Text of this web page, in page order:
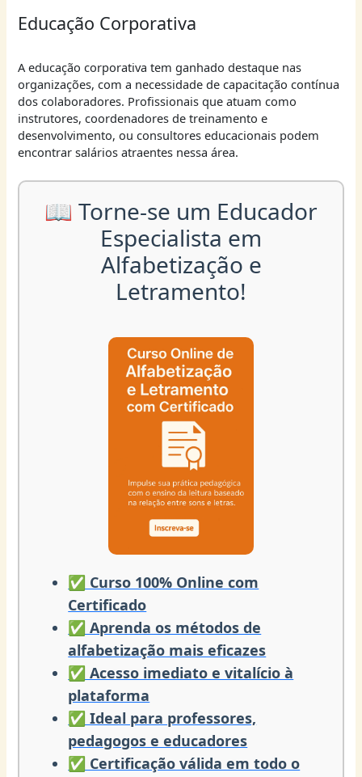
Educação Corporativa
A educação corporativa tem ganhado destaque nas
organizações, com a necessidade de capacitação contínua
dos colaboradores. Profissionais que atuam como
instrutores, coordenadores de treinamento e
desenvolvimento, ou consultores educacionais podem
encontrar salários atraentes nessa área.
📖 Torne-se um Educador
Especialista em
Alfabetização e
Letramento!
✅ Curso 100% Online com
Certificado
✅ Aprenda os métodos de
alfabetização mais eficazes
✅ Acesso imediato e vitalício à
plataforma
✅ Ideal para professores,
pedagogos e educadores
✅ Certificação válida em todo o